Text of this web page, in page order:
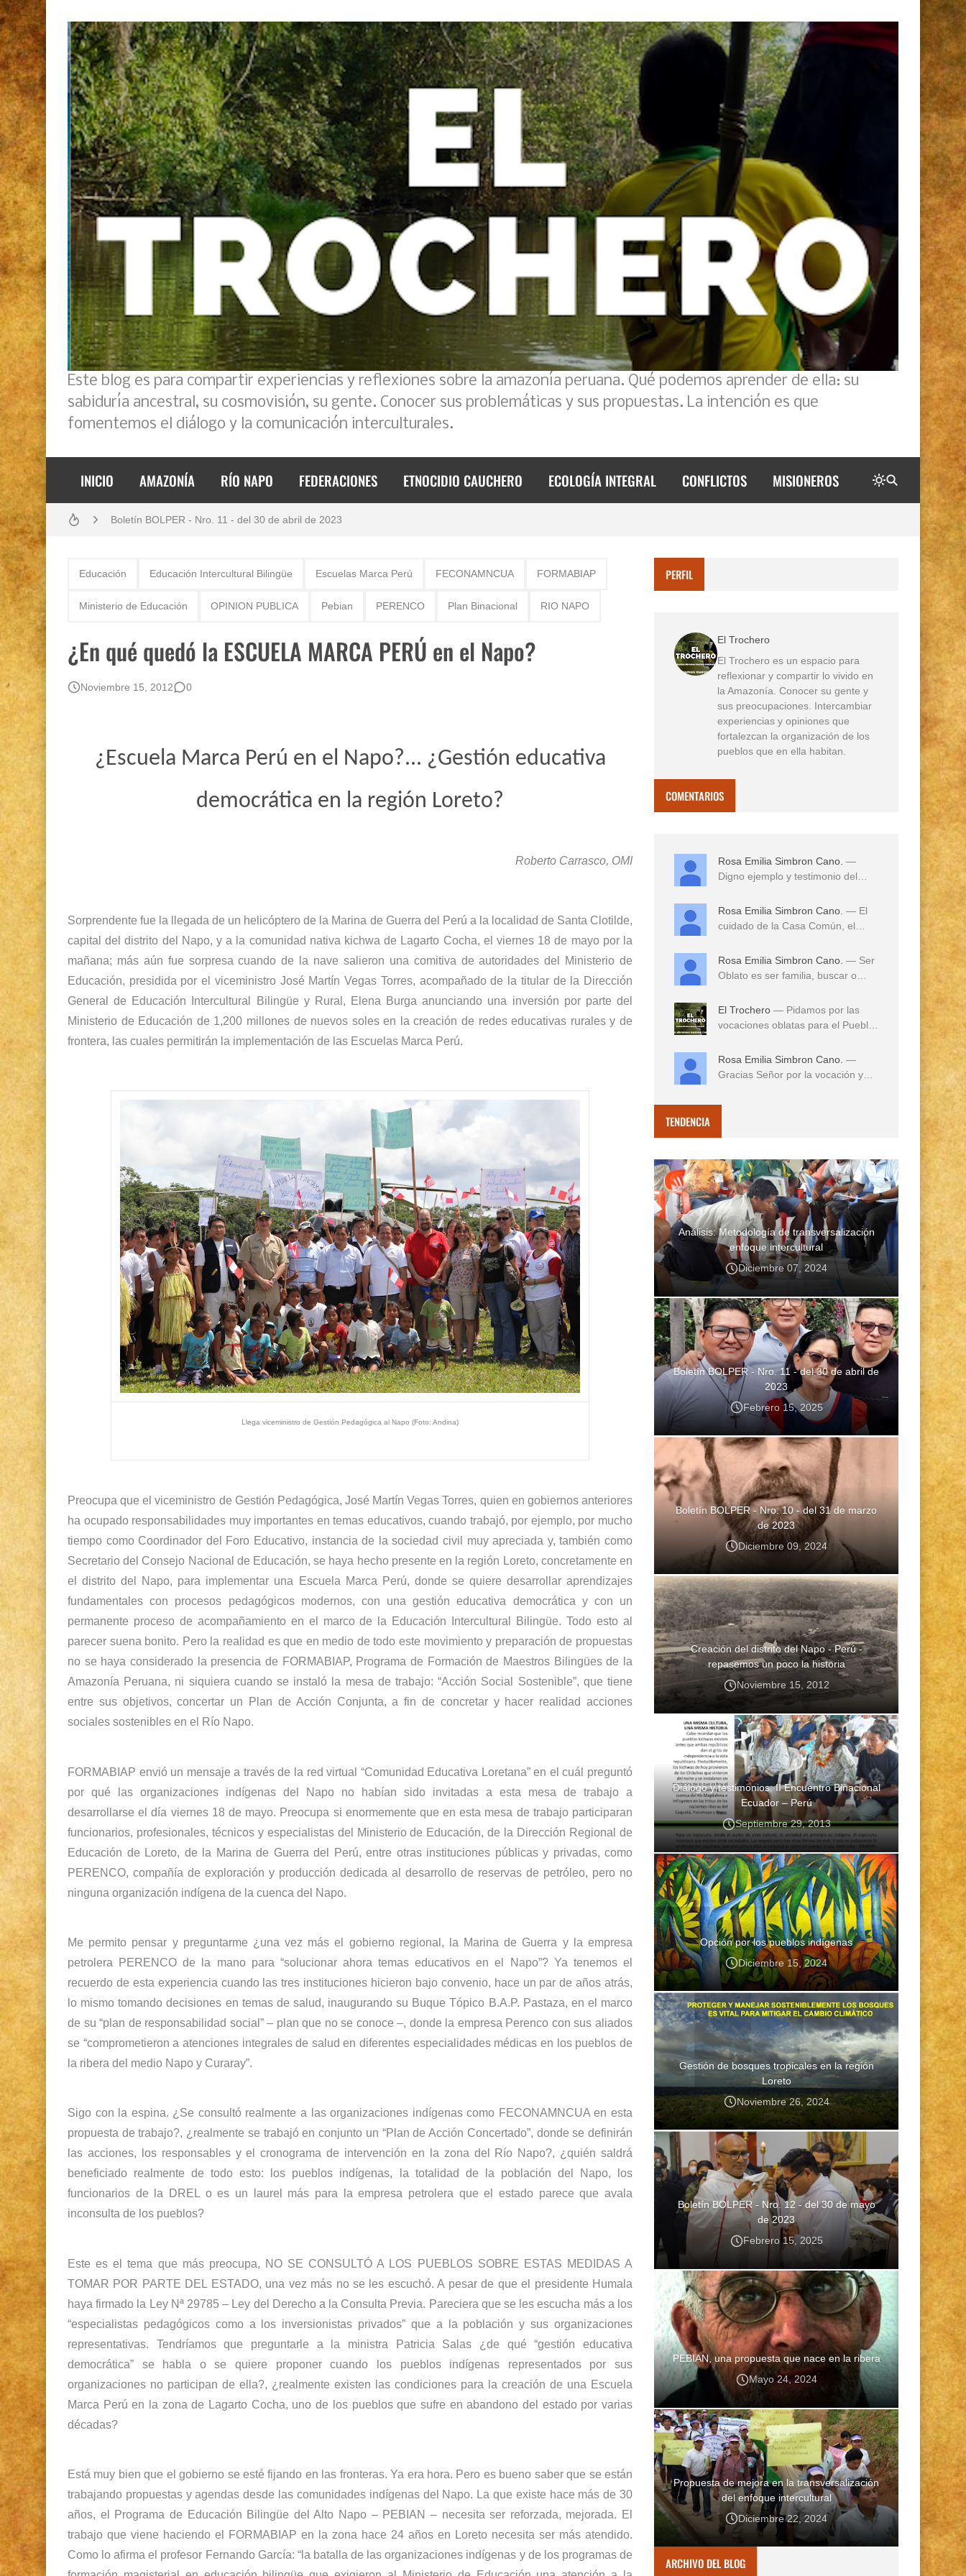
Este blog es para compartir experiencias y reflexiones sobre la amazonía peruana. Qué podemos aprender de ella: su
sabiduría ancestral, su cosmovisión, su gente. Conocer sus problemáticas y sus propuestas. La intención es que
fomentemos el diálogo y la comunicación interculturales.
INICIO AMAZONÍA RÍO NAPO FEDERACIONES ETNOCIDIO CAUCHERO ECOLOGÍA INTEGRAL CONFLICTOS MISIONEROS
Análisis: Metodología de transversalización enfoque intercultural
Boletín BOLPER - Nro. 11 - del 30 de abril de 2023
Opción por los pueblos indígenas
Gestión de bosques tropicales en la región Loreto
Educación Educación Intercultural Bilingüe Escuelas Marca Perú FECONAMNCUA FORMABIAP
Ministerio de Educación OPINION PUBLICA Pebian PERENCO Plan Binacional RIO NAPO
¿En qué quedó la ESCUELA MARCA PERÚ en el Napo?
Noviembre 15, 2012 0
¿Escuela Marca Perú en el Napo?... ¿Gestión educativa
democrática en la región Loreto?
Roberto Carrasco, OMI
Sorprendente fue la llegada de un helicóptero de la Marina de Guerra del Perú a la localidad de Santa Clotilde,
capital del distrito del Napo, y a la comunidad nativa kichwa de Lagarto Cocha, el viernes 18 de mayo por la
mañana; más aún fue sorpresa cuando de la nave salieron una comitiva de autoridades del Ministerio de
Educación, presidida por el viceministro José Martín Vegas Torres, acompañado de la titular de la Dirección
General de Educación Intercultural Bilingüe y Rural, Elena Burga anunciando una inversión por parte del
Ministerio de Educación de 1,200 millones de nuevos soles en la creación de redes educativas rurales y de
frontera, las cuales permitirán la implementación de las Escuelas Marca Perú.
Llega viceministro de Gestión Pedagógica al Napo (Foto: Andina)
Preocupa que el viceministro de Gestión Pedagógica, José Martín Vegas Torres, quien en gobiernos anteriores
ha ocupado responsabilidades muy importantes en temas educativos, cuando trabajó, por ejemplo, por mucho
tiempo como Coordinador del Foro Educativo, instancia de la sociedad civil muy apreciada y, también como
Secretario del Consejo Nacional de Educación, se haya hecho presente en la región Loreto, concretamente en
el distrito del Napo, para implementar una Escuela Marca Perú, donde se quiere desarrollar aprendizajes
fundamentales con procesos pedagógicos modernos, con una gestión educativa democrática y con un
permanente proceso de acompañamiento en el marco de la Educación Intercultural Bilingüe. Todo esto al
parecer suena bonito. Pero la realidad es que en medio de todo este movimiento y preparación de propuestas
no se haya considerado la presencia de FORMABIAP, Programa de Formación de Maestros Bilingües de la
Amazonía Peruana, ni siquiera cuando se instaló la mesa de trabajo: “Acción Social Sostenible”, que tiene
entre sus objetivos, concertar un Plan de Acción Conjunta, a fin de concretar y hacer realidad acciones
sociales sostenibles en el Río Napo.
FORMABIAP envió un mensaje a través de la red virtual “Comunidad Educativa Loretana” en el cuál preguntó
por qué las organizaciones indígenas del Napo no habían sido invitadas a esta mesa de trabajo a
desarrollarse el día viernes 18 de mayo. Preocupa si enormemente que en esta mesa de trabajo participaran
funcionarios, profesionales, técnicos y especialistas del Ministerio de Educación, de la Dirección Regional de
Educación de Loreto, de la Marina de Guerra del Perú, entre otras instituciones públicas y privadas, como
PERENCO, compañía de exploración y producción dedicada al desarrollo de reservas de petróleo, pero no
ninguna organización indígena de la cuenca del Napo.
Me permito pensar y preguntarme ¿una vez más el gobierno regional, la Marina de Guerra y la empresa
petrolera PERENCO de la mano para “solucionar ahora temas educativos en el Napo”? Ya tenemos el
recuerdo de esta experiencia cuando las tres instituciones hicieron bajo convenio, hace un par de años atrás,
lo mismo tomando decisiones en temas de salud, inaugurando su Buque Tópico B.A.P. Pastaza, en el marco
de su “plan de responsabilidad social” – plan que no se conoce –, donde la empresa Perenco con sus aliados
se “comprometieron a atenciones integrales de salud en diferentes especialidades médicas en los pueblos de
la ribera del medio Napo y Curaray”.
Sigo con la espina. ¿Se consultó realmente a las organizaciones indígenas como FECONAMNCUA en esta
propuesta de trabajo?, ¿realmente se trabajó en conjunto un “Plan de Acción Concertado”, donde se definirán
las acciones, los responsables y el cronograma de intervención en la zona del Río Napo?, ¿quién saldrá
beneficiado realmente de todo esto: los pueblos indígenas, la totalidad de la población del Napo, los
funcionarios de la DREL o es un laurel más para la empresa petrolera que el estado parece que avala
inconsulta de los pueblos?
Este es el tema que más preocupa, NO SE CONSULTÓ A LOS PUEBLOS SOBRE ESTAS MEDIDAS A
TOMAR POR PARTE DEL ESTADO, una vez más no se les escuchó. A pesar de que el presidente Humala
haya firmado la Ley Nª 29785 – Ley del Derecho a la Consulta Previa. Pareciera que se les escucha más a los
“especialistas pedagógicos como a los inversionistas privados” que a la población y sus organizaciones
representativas. Tendríamos que preguntarle a la ministra Patricia Salas ¿de qué “gestión educativa
democrática” se habla o se quiere proponer cuando los pueblos indígenas representados por sus
organizaciones no participan de ella?, ¿realmente existen las condiciones para la creación de una Escuela
Marca Perú en la zona de Lagarto Cocha, uno de los pueblos que sufre en abandono del estado por varias
décadas?
Está muy bien que el gobierno se esté fijando en las fronteras. Ya era hora. Pero es bueno saber que se están
trabajando propuestas y agendas desde las comunidades indígenas del Napo. La que existe hace más de 30
años, el Programa de Educación Bilingüe del Alto Napo – PEBIAN – necesita ser reforzada, mejorada. El
trabajo que viene haciendo el FORMABIAP en la zona hace 24 años en Loreto necesita ser más atendido.
Como lo afirma el profesor Fernando García: “la batalla de las organizaciones indígenas y de los programas de
PERFIL
El Trochero
El Trochero es un espacio para
reflexionar y compartir lo vivido en
la Amazonía. Conocer su gente y
sus preocupaciones. Intercambiar
experiencias y opiniones que
fortalezcan la organización de los
pueblos que en ella habitan.
COMENTARIOS
Rosa Emilia Simbron Cano. —
Digno ejemplo y testimonio del
Rosa Emilia Simbron Cano. — El
cuidado de la Casa Común, el
Rosa Emilia Simbron Cano. — Ser
Oblato es ser familia, buscar o
El Trochero — Pidamos por las
vocaciones oblatas para el Pueblo
Rosa Emilia Simbron Cano. —
Gracias Señor por la vocación y
TENDENCIA
Análisis: Metodología de transversalización
enfoque intercultural
Diciembre 07, 2024
Boletín BOLPER - Nro. 11 - del 30 de abril de
2023
Febrero 15, 2025
Boletín BOLPER - Nro. 10 - del 31 de marzo
de 2023
Diciembre 09, 2024
Creación del distrito del Napo - Perú -
repasemos un poco la historia
Noviembre 15, 2012
Diálogo y testimonios: II Encuentro Binacional
Ecuador – Perú
Septiembre 29, 2013
Opción por los pueblos indígenas
Diciembre 15, 2024
Gestión de bosques tropicales en la región
Loreto
Noviembre 26, 2024
Boletín BOLPER - Nro. 12 - del 30 de mayo
de 2023
Febrero 15, 2025
PEBIAN, una propuesta que nace en la ribera
Mayo 24, 2024
Propuesta de mejora en la transversalización
del enfoque intercultural
Diciembre 22, 2024
ARCHIVO DEL BLOG